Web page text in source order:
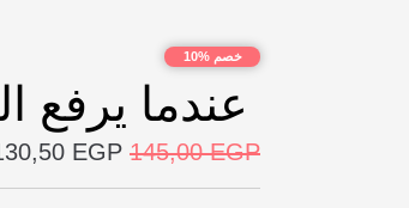
خصم %10
عندما يرفع
145,00EGP
EGP